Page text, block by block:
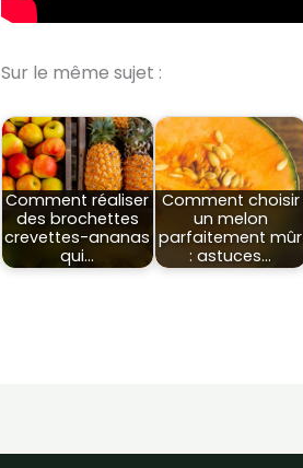
Sur le même sujet :
Comment réaliser
des brochettes
crevettes-ananas
qui…
Comment choisir
un melon
parfaitement mûr
: astuces…